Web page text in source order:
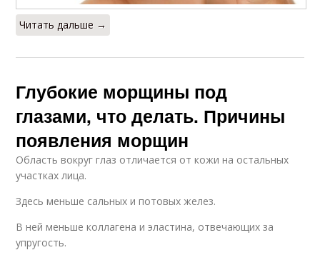
Читать дальше →
Глубокие морщины под
глазами, что делать. Причины
появления морщин
Область вокруг глаз отличается от кожи на остальных
участках лица.
Здесь меньше сальных и потовых желез.
В ней меньше коллагена и эластина, отвечающих за
упругость.